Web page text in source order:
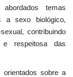
temas
a sexo biológico,
contribuindo
respeitosa das
sobre a